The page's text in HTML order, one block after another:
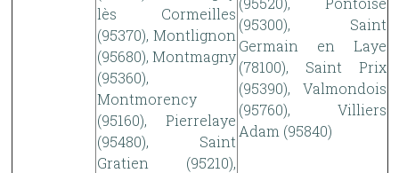
lès Cormeilles
(95370), Montlignon
(95680), Montmagny
(95360),
Montmorency
(95160), Pierrelaye
(95480), Saint
Gratien (95210),
(95300), Saint
Germain en Laye
(78100), Saint Prix
(95390), Valmondois
(95760), Villiers
Adam (95840)